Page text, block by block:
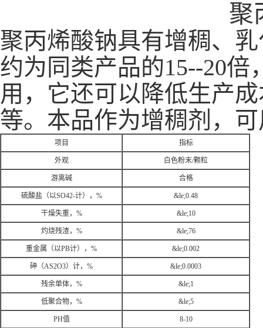
聚
聚丙烯酸钠具有增稠、
约为同类产品的15--20
用，它还可以降低生产
等。本品作为增稠剂，
项目 指标
外观 白色粉末/颗粒
游离碱 合格
硫酸盐（以SO42-计）， % &le;0.48
干燥失重， % &le;10
灼烧残渣， % &le;76
重金属（以PB计）， % &le;0.002
砷（AS2O3）计， % &le;0.0003
残余单体， % &le;1
低聚合物， % &le;5
PH值 8-10